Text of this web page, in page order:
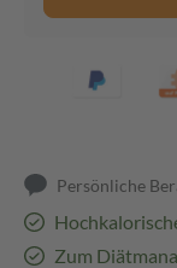
Persönliche
Zum